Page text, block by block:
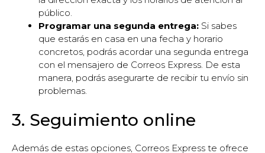
público.
Programar una segunda entrega: Si sabes
que estarás en casa en una fecha y horario
concretos, podrás acordar una segunda entrega
con el mensajero de Correos Express. De esta
manera, podrás asegurarte de recibir tu envío sin
problemas.
3. Seguimiento online
Además de estas opciones, Correos Express te ofrece